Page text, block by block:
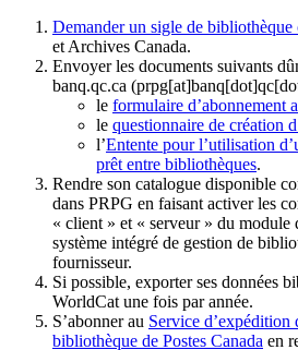
Demander un sigle de bibliothèque
et Archives Canada.
Envoyer les documents suivants
banq.qc.ca
le formulaire d’abonnement
le questionnaire de création
l’Entente pour l’utilisation
prêt entre bibliothèques.
Rendre son catalogue disponible
dans PRPG en faisant activer les
« client » et « serveur » du module
système intégré de gestion de
fournisseur.
Si possible, exporter ses données
WorldCat une fois par année.
S’abonner au Service d’expédition
bibliothèque de Postes Canada en